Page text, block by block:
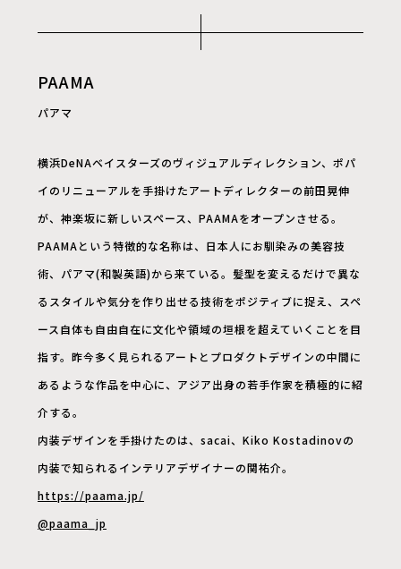
PAAMA
パアマ
横浜DeNAベイスターズのヴィジュアルディレクション、ポパ
イのリニューアルを手掛けたアートディレクターの前田晃伸
が、神楽坂に新しいスペース、PAAMAをオープンさせる。
PAAMAという特徴的な名称は、日本人にお馴染みの美容技
術、パアマ(和製英語)から来ている。髪型を変えるだけで異な
るスタイルや気分を作り出せる技術をポジティブに捉え、スペ
ース自体も自由自在に文化や領域の垣根を超えていくことを目
指す。昨今多く見られるアートとプロダクトデザインの中間に
あるような作品を中心に、アジア出身の若手作家を積極的に紹
介する。
内装デザインを手掛けたのは、sacai、Kiko Kostadinovの
内装で知られるインテリアデザイナーの関祐介。
https://paama.jp/
@paama_jp